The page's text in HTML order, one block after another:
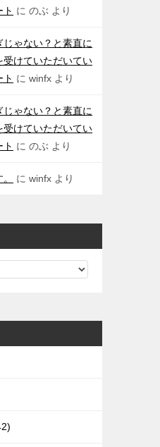
に のぶ より
ゃない？と素直に
受けていただいてい
に winfx より
ゃない？と素直に
受けていただいてい
に のぶ より
に winfx より